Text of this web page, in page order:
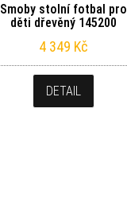
Smoby stolní fotbal pro
děti dřevěný 145200
4 349 Kč
DETAIL